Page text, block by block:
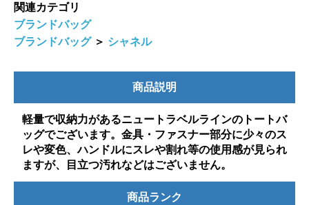
関連カテゴリ
ブランドバッグ
ブランドバッグ ＞ シャネル
商品説明
軽量で収納力があるニュートラベルラインのトートバ
ッグでございます。金具・ファスナー部分に少々のス
レや変色、ハンドルにスレや割れ等の使用感が見られ
ますが、目立つ汚れなどはございません。
商品ランク